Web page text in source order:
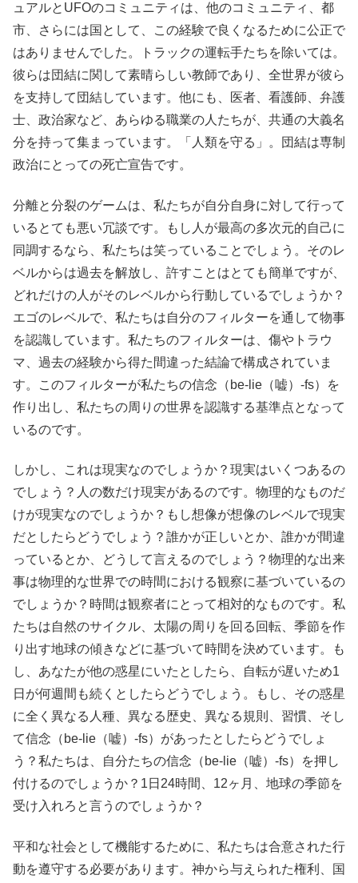
ュアルとUFOのコミュニティは、他のコミュニティ、都
市、さらには国として、この経験で良くなるために公正で
はありませんでした。トラックの運転手たちを除いては。
彼らは団結に関して素晴らしい教師であり、全世界が彼ら
を支持して団結しています。他にも、医者、看護師、弁護
士、政治家など、あらゆる職業の人たちが、共通の大義名
分を持って集まっています。「人類を守る」。団結は専制
政治にとっての死亡宣告です。
分離と分裂のゲームは、私たちが自分自身に対して行って
いるとても悪い冗談です。もし人が最高の多次元的自己に
同調するなら、私たちは笑っていることでしょう。そのレ
ベルからは過去を解放し、許すことはとても簡単ですが、
どれだけの人がそのレベルから行動しているでしょうか？
エゴのレベルで、私たちは自分のフィルターを通して物事
を認識しています。私たちのフィルターは、傷やトラウ
マ、過去の経験から得た間違った結論で構成されていま
す。このフィルターが私たちの信念（be-lie（嘘）-fs）を
作り出し、私たちの周りの世界を認識する基準点となって
いるのです。
しかし、これは現実なのでしょうか？現実はいくつあるの
でしょう？人の数だけ現実があるのです。物理的なものだ
けが現実なのでしょうか？もし想像が想像のレベルで現実
だとしたらどうでしょう？誰かが正しいとか、誰かが間違
っているとか、どうして言えるのでしょう？物理的な出来
事は物理的な世界での時間における観察に基づいているの
でしょうか？時間は観察者にとって相対的なものです。私
たちは自然のサイクル、太陽の周りを回る回転、季節を作
り出す地球の傾きなどに基づいて時間を決めています。も
し、あなたが他の惑星にいたとしたら、自転が遅いため1
日が何週間も続くとしたらどうでしょう。もし、その惑星
に全く異なる人種、異なる歴史、異なる規則、習慣、そし
て信念（be-lie（嘘）-fs）があったとしたらどうでしょ
う？私たちは、自分たちの信念（be-lie（嘘）-fs）を押し
付けるのでしょうか？1日24時間、12ヶ月、地球の季節を
受け入れろと言うのでしょうか？
平和な社会として機能するために、私たちは合意された行
動を遵守する必要があります。神から与えられた権利、国